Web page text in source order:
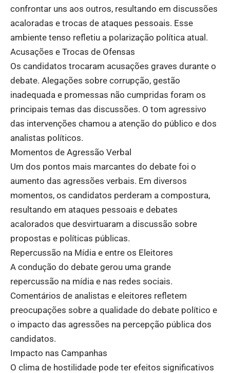
confrontar uns aos outros, resultando em discussões
acaloradas e trocas de ataques pessoais. Esse
ambiente tenso refletiu a polarização política atual.
Acusações e Trocas de Ofensas
Os candidatos trocaram acusações graves durante o
debate. Alegações sobre corrupção, gestão
inadequada e promessas não cumpridas foram os
principais temas das discussões. O tom agressivo
das intervenções chamou a atenção do público e dos
analistas políticos.
Momentos de Agressão Verbal
Um dos pontos mais marcantes do debate foi o
aumento das agressões verbais. Em diversos
momentos, os candidatos perderam a compostura,
resultando em ataques pessoais e debates
acalorados que desvirtuaram a discussão sobre
propostas e políticas públicas.
Repercussão na Mídia e entre os Eleitores
A condução do debate gerou uma grande
repercussão na mídia e nas redes sociais.
Comentários de analistas e eleitores refletem
preocupações sobre a qualidade do debate político e
o impacto das agressões na percepção pública dos
candidatos.
Impacto nas Campanhas
O clima de hostilidade pode ter efeitos significativos